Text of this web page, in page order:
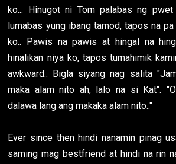
ko... Hinugot ni Tom palabas ng
lumabas yung ibang tamod, tapos na
ko.. Pawis na pawis at hingal na
hinalikan niya ko, tapos tumahimik
awkward.. Bigla siyang nag salita
maka alam nito ah, lalo na si Kat".
dalawa lang ang makaka alam nito.."
Ever since then hindi nanamin pinag
saming mag bestfriend at hindi na rin